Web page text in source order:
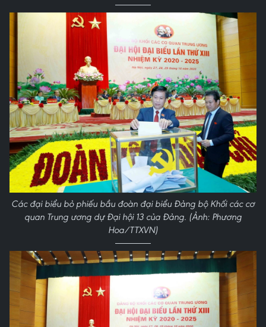
Các đại biểu bỏ phiếu bầu đoàn đại biểu Đảng bộ Khối các cơ
quan Trung ương dự Đại hội 13 của Đảng. (Ảnh: Phương
Hoa/TTXVN)